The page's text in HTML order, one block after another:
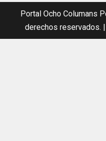
Portal Ocho Columans
derechos reservados. |